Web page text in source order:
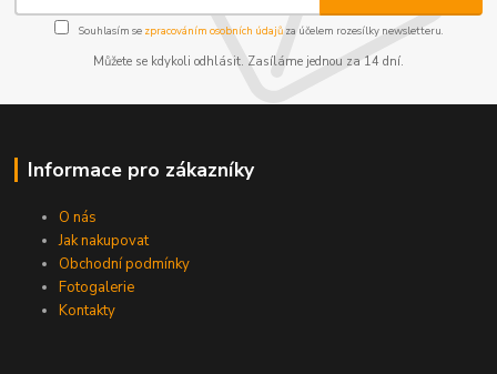
Souhlasím se zpracováním osobních údajůza účelem rozesílky newsletteru.
Můžete se kdykoli odhlásit. Zasíláme jednou za 14 dní.
Informace pro zákazníky
O nás
Jak nakupovat
Obchodní podmínky
Fotogalerie
Kontakty